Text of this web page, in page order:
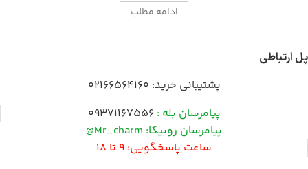
ادامه مطلب
پل ارتباطی
پشتیبانی خرید: 02166564160
پیامرسان بله : 09371167556
پیامرسان روبیکا: Mr_charm@
ساعت پاسخگویی: 9 تا 18